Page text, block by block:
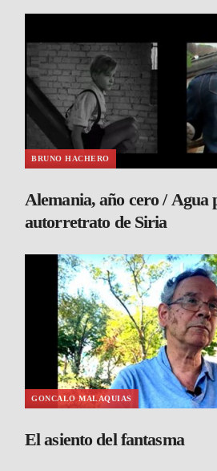
BRUNO HACHERO
Alemania, año cero / Agua
autorretrato de Siria
GONCALO MALAQUIAS
El asiento del fantasma